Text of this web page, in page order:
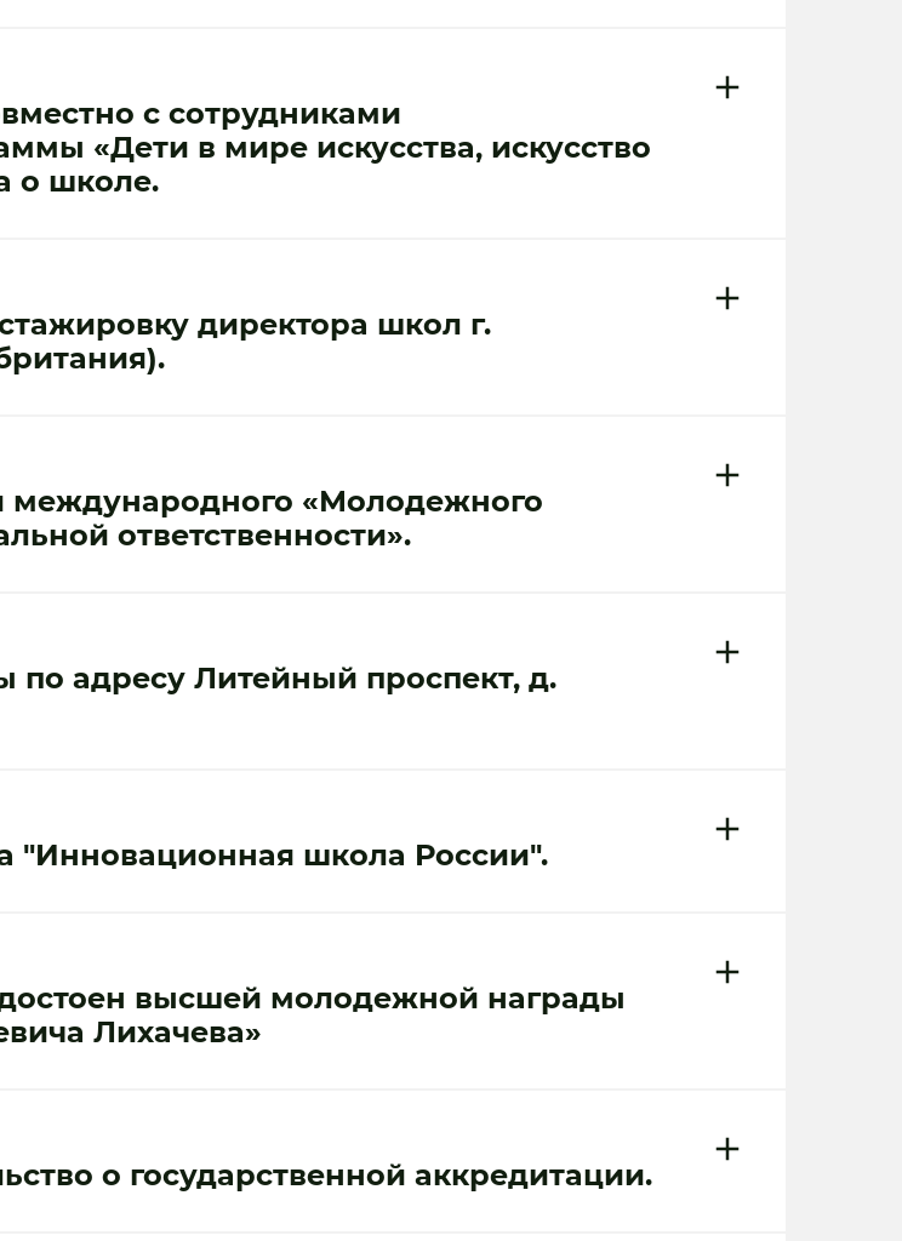
с сотрудниками
«Дети в мире искусства, искусство
о школе.
директора школ г.
международного «Молодежного
ответственности».
адресу Литейный проспект, д.
"Инновационная школа России".
высшей молодежной награды
Лихачева»
о государственной аккредитации.